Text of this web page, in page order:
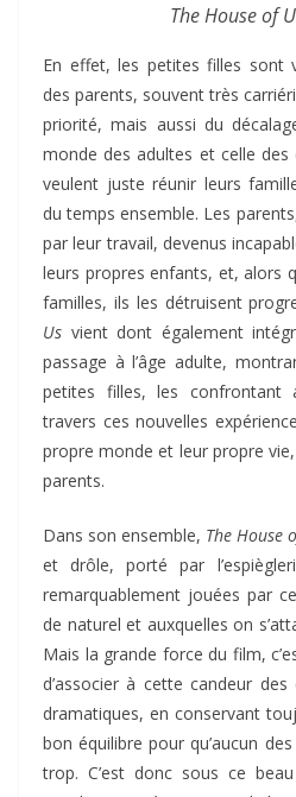
The House of
En effet, les petites filles sont
des parents, souvent très
priorité, mais aussi du
monde des adultes et celle
veulent juste réunir leurs
du temps ensemble. Les
par leur travail, devenus
leurs propres enfants, et, alors
familles, ils les détruisent
Us vient dont également
passage à l’âge adulte,
petites filles, les
travers ces nouvelles
propre monde et leur propre vie,
parents.
Dans son ensemble, The House
et drôle, porté par
remarquablement jouées par
de naturel et auxquelles on
Mais la grande force du film,
d’associer à cette candeur
dramatiques, en conservant
bon équilibre pour qu’aucun
trop. C’est donc sous ce